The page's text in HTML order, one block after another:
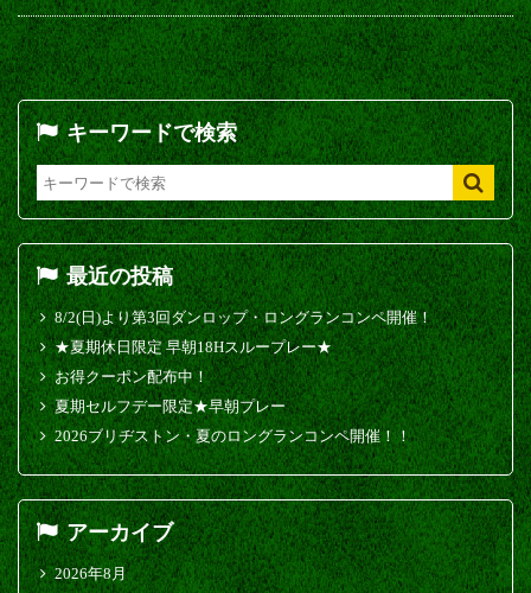
キーワードで検索
最近の投稿
8/2(日)より第3回ダンロップ・ロングランコンペ開催！
★夏期休日限定 早朝18Hスループレー★
お得クーポン配布中！
夏期セルフデー限定★早朝プレー
2026ブリヂストン・夏のロングランコンペ開催！！
アーカイブ
2026年8月